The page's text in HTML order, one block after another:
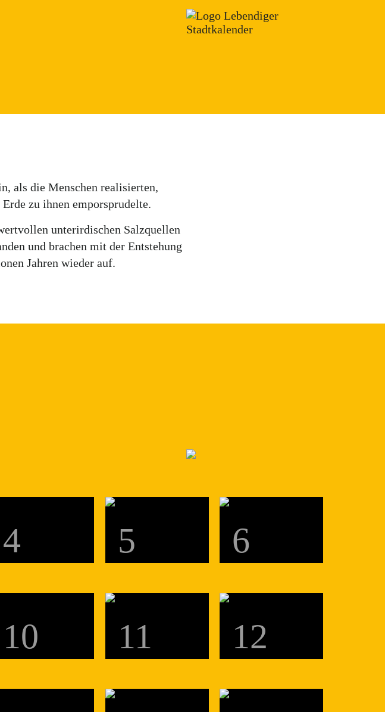
als die Menschen realisierten,
zu ihnen emporsprudelte.
unterirdischen Salzquellen
und brachen mit der Entstehung
Jahren wieder auf.
4 5 6
10 11 12